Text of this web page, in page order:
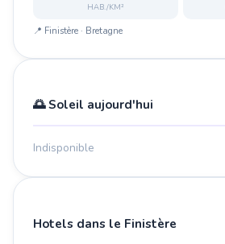
HAB./KM²
📍 Finistère · Bretagne
🌅 Soleil aujourd'hui
Indisponible
Hotels dans le Finistère